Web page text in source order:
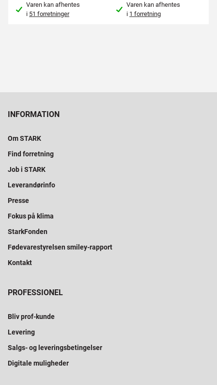
Varen kan afhentes
i 51 forretninger
Varen kan afhentes
i 1 forretning
INFORMATION
Om STARK
Find forretning
Job i STARK
Leverandørinfo
Presse
Fokus på klima
StarkFonden
Fødevarestyrelsen smiley-rapport
Kontakt
PROFESSIONEL
Bliv prof-kunde
Levering
Salgs- og leveringsbetingelser
Digitale muligheder